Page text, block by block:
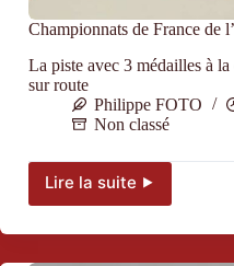
Championnats de France de
La piste avec 3 médailles à
sur route
Philippe FOTO
Non classé
Lire la suite ⯈
Championnats
France